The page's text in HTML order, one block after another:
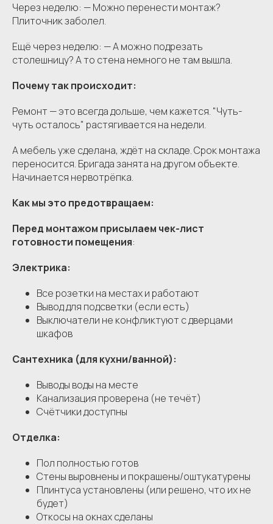
Через неделю: — Можно перенести монтаж?
Плиточник заболел.
Ещё через неделю: — А можно подрезать
столешницу? А то стена немного не там вышла.
Почему так происходит:
Ремонт — это всегда дольше, чем кажется. "Чуть-
чуть осталось" растягивается на недели.
А мебель уже сделана, ждёт на складе. Срок монтажа
переносится. Бригада занята на другом объекте.
Начинается нервотрёпка.
Как мы это предотвращаем:
Перед монтажом присылаем чек-лист
готовности помещения:
Электрика:
Все розетки на местах и работают
Вывод для подсветки (если есть)
Выключатели не конфликтуют с дверцами
шкафов
Сантехника (для кухни/ванной):
Выводы воды на месте
Канализация проверена (не течёт)
Счётчики доступны
Отделка:
Пол полностью готов
Стены выровнены и покрашены/оштукатурены
Плинтуса установлены (или решено, что их не
будет)
Откосы на окнах сделаны